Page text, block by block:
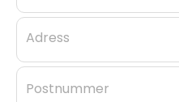
Adress
Postnummer